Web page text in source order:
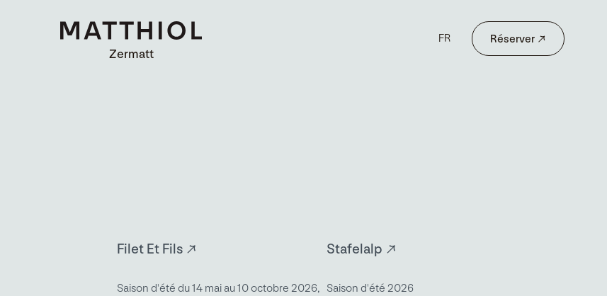
Zermatt
Zermatt
FR Réserver→
Filet Et Fils
Saison d'été du 14 mai au 10 octobre 2026,
Stafelalp
Saison d'été 2026